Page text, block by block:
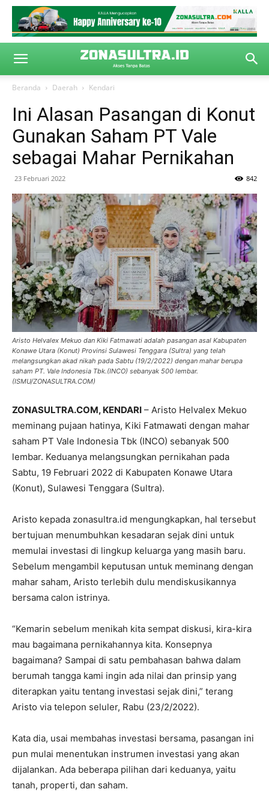
Beranda Daerah Kendari
Ini Alasan Pasangan di Konut
Gunakan Saham PT Vale
sebagai Mahar Pernikahan
23 Februari 2022 842
Aristo Helvalex Mekuo dan Kiki Fatmawati adalah pasangan asal Kabupaten
Konawe Utara (Konut) Provinsi Sulawesi Tenggara (Sultra) yang telah
melangsungkan akad nikah pada Sabtu (19/2/2022) dengan mahar berupa
saham PT. Vale Indonesia Tbk.(INCO) sebanyak 500 lembar.
(ISMU/ZONASULTRA.COM)
ZONASULTRA.COM, KENDARI – Aristo Helvalex Mekuo
meminang pujaan hatinya, Kiki Fatmawati dengan mahar
saham PT Vale Indonesia Tbk (INCO) sebanyak 500
lembar. Keduanya melangsungkan pernikahan pada
Sabtu, 19 Februari 2022 di Kabupaten Konawe Utara
(Konut), Sulawesi Tenggara (Sultra).
Aristo kepada zonasultra.id mengungkapkan, hal tersebut
bertujuan menumbuhkan kesadaran sejak dini untuk
memulai investasi di lingkup keluarga yang masih baru.
Sebelum mengambil keputusan untuk meminang dengan
mahar saham, Aristo terlebih dulu mendiskusikannya
bersama calon istrinya.
“Kemarin sebelum menikah kita sempat diskusi, kira-kira
mau bagaimana pernikahannya kita. Konsepnya
bagaimana? Sampai di satu pembahasan bahwa dalam
berumah tangga kami ingin ada nilai dan prinsip yang
diterapkan yaitu tentang investasi sejak dini,” terang
Aristo via telepon seluler, Rabu (23/2/2022).
Kata dia, usai membahas investasi bersama, pasangan ini
pun mulai menentukan instrumen investasi yang akan
dijalankan. Ada beberapa pilihan dari keduanya, yaitu
tanah, properti, dan saham.